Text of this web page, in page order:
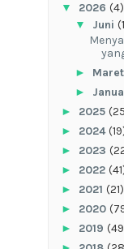
▼ 2026 (4)
▼ Juni
► Maret
►
► 2025
► 2024
► 2023
► 2022
► 2021 (21)
► 2020
► 2019